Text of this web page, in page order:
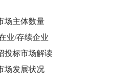
场主体数量
业/存续企业
投标市场解读
场发展状况